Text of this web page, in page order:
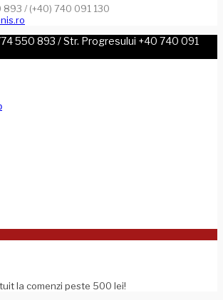
893 / (+40) 740 091 130
550 893 / Str. Progresului +40 740 091
la comenzi peste 500 lei!